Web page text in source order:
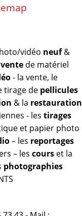
vidéo neuf&
de matériel
- la vente, le
tirage de pellicules
& la restauration
- les tirages
et papier photo
– les reportages
– les cours et la
photographies